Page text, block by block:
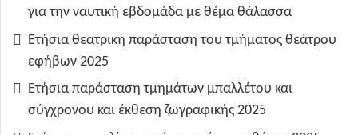
για την ναυτική εβδομάδα με θέμα θάλασσα
Ετήσια θεατρική παράσταση του τμήματος θεάτρου
εφήβων 2025
Ετήσια παράσταση τμημάτων μπαλλέτου και
σύγχρονου και έκθεση ζωγραφικής 2025